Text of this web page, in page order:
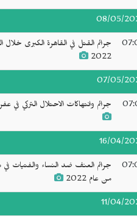
08/05/
جرائم القتل في القاهرة الكبرى خلال
2022
07/05/
جرائم وانتهاكات الاحتلال التركي في
16/04/
جرائم العنف ضد النساء والفتيات في
من عام 2022
11/04/